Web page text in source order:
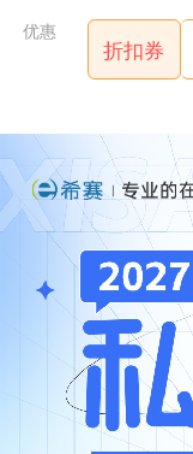
优惠
折扣券